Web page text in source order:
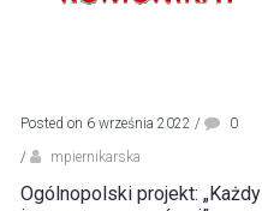
Posted on 6 września 2022 /
0
/
mpiernikarska
Ogólnopolski projekt: „Każdy